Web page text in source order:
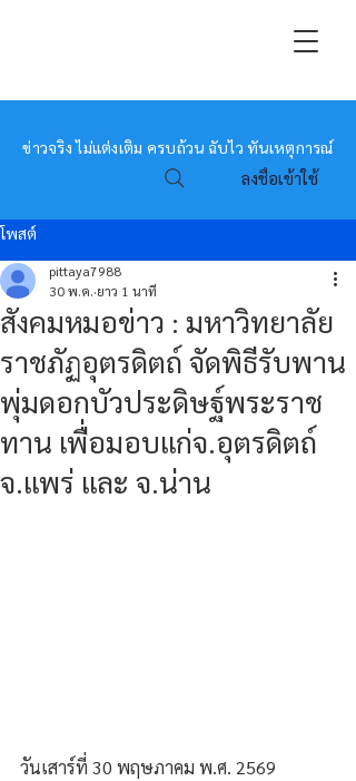
หมอข่าว
ข่าวจริง ไม่แต่งเติม ครบถ้วน ฉับไว ทันเหตุการณ์
ลงชื่อเข้าใช้
โพสต์
สังคมหมอข่าว : มหาวิทยาลัย
ราชภัฏอุตรดิตถ์ จัดพิธีรับพาน
พุ่มดอกบัวประดิษฐ์พระราช
ทาน เพื่อมอบแก่จ.อุตรดิตถ์
จ.แพร่ และ จ.น่าน
pittaya7988
30 พ.ค. ยาว 1 นาที
วันเสาร์ที่ 30 พฤษภาคม พ.ศ. 2569